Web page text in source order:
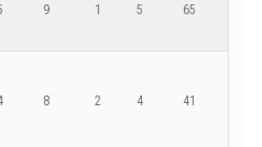
9 1 5 65
8 2 4 41